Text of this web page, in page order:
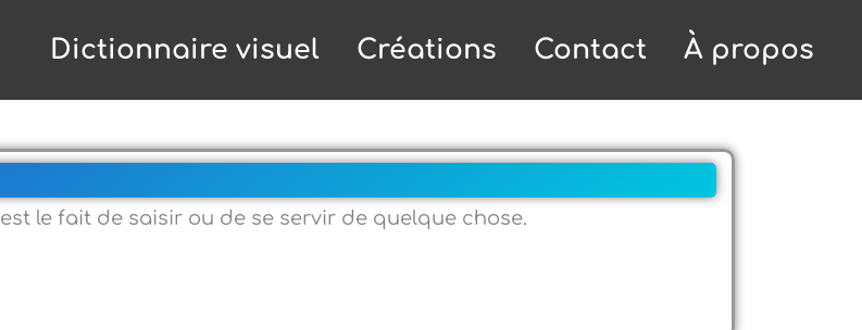
Dictionnaire visuel Créations Contact À propos
est le fait de saisir ou de se servir de quelque chose.